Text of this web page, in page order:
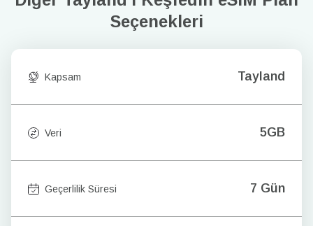
Seçenekleri
Kapsam Tayland
Veri 5GB
Geçerlilik Süresi 7 Gün